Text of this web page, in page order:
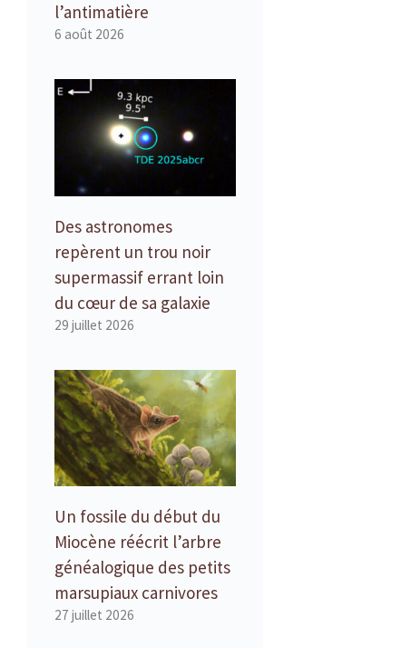
l’antimatière
6 août 2026
Des astronomes
repèrent un trou noir
supermassif errant loin
du cœur de sa galaxie
29 juillet 2026
Un fossile du début du
Miocène réécrit l’arbre
généalogique des petits
marsupiaux carnivores
27 juillet 2026